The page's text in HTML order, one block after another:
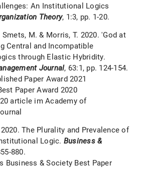
An Institutional Logics
Theory, 1:3, pp. 1-20.
Smets, M. & Morris, T. 2020. 'God at
Central and Incompatible
through Elastic Hybridity.
Journal, 63:1, pp. 124-154.
Paper Award 2021
Paper Award 2020
article im Academy of
The Plurality and Prevalence of
Logic. Business &
880.
Business & Society Best Paper